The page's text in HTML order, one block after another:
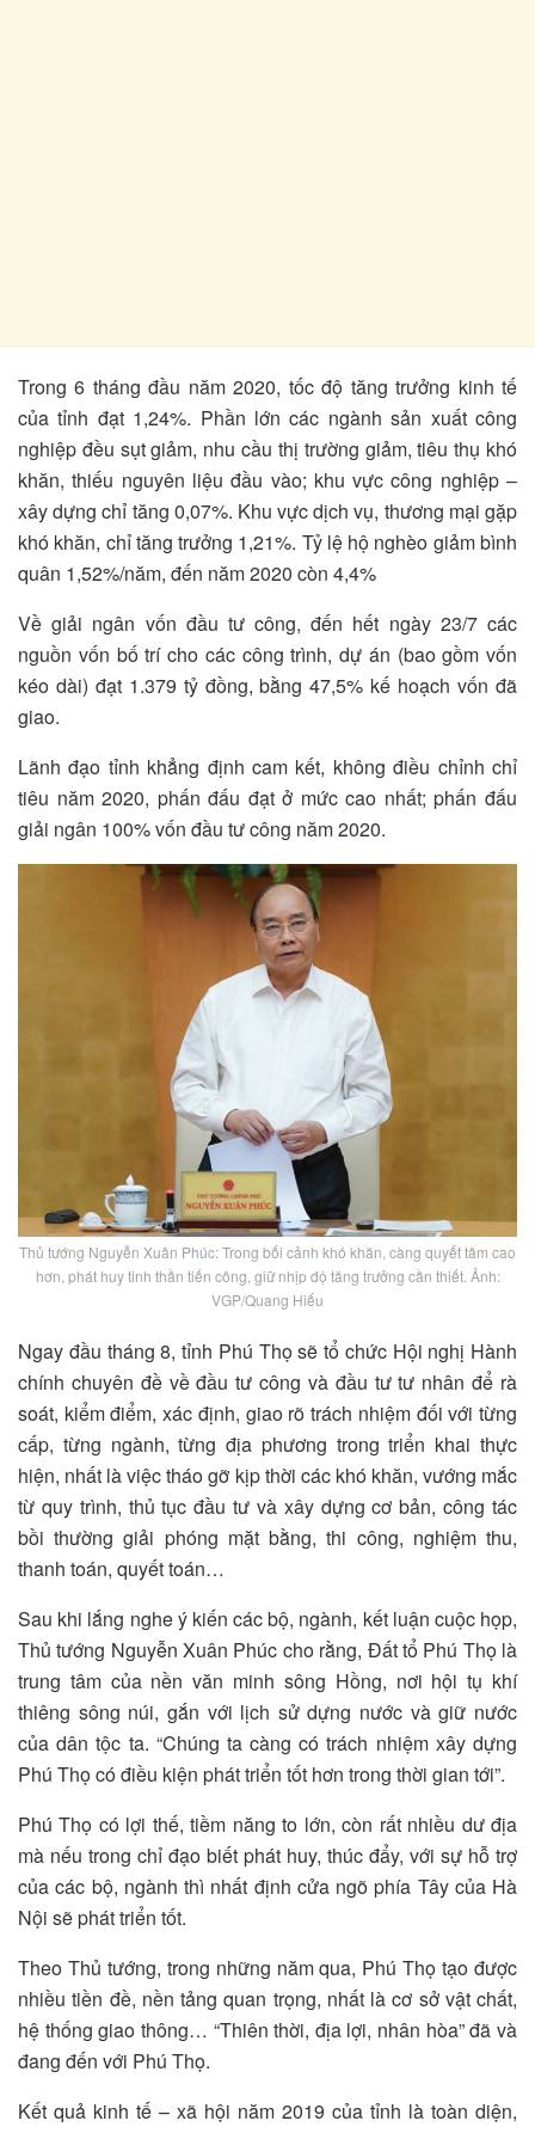
Trong 6 tháng đầu năm 2020, tốc độ tăng trưởng kinh tế
của tỉnh đạt 1,24%. Phần lớn các ngành sản xuất công
nghiệp đều sụt giảm, nhu cầu thị trường giảm, tiêu thụ khó
khăn, thiếu nguyên liệu đầu vào; khu vực công nghiệp –
xây dựng chỉ tăng 0,07%. Khu vực dịch vụ, thương mại gặp
khó khăn, chỉ tăng trưởng 1,21%. Tỷ lệ hộ nghèo giảm bình
quân 1,52%/năm, đến năm 2020 còn 4,4%
Về giải ngân vốn đầu tư công, đến hết ngày 23/7 các
nguồn vốn bố trí cho các công trình, dự án (bao gồm vốn
kéo dài) đạt 1.379 tỷ đồng, bằng 47,5% kế hoạch vốn đã
giao.
Lãnh đạo tỉnh khẳng định cam kết, không điều chỉnh chỉ
tiêu năm 2020, phấn đấu đạt ở mức cao nhất; phấn đấu
giải ngân 100% vốn đầu tư công năm 2020.
Thủ tướng Nguyễn Xuân Phúc: Trong bối cảnh khó khăn, càng quyết tâm cao
hơn, phát huy tinh thần tiến công, giữ nhịp độ tăng trưởng cần thiết. Ảnh:
VGP/Quang Hiếu
Ngay đầu tháng 8, tỉnh Phú Thọ sẽ tổ chức Hội nghị Hành
chính chuyên đề về đầu tư công và đầu tư tư nhân để rà
soát, kiểm điểm, xác định, giao rõ trách nhiệm đối với từng
cấp, từng ngành, từng địa phương trong triển khai thực
hiện, nhất là việc tháo gỡ kịp thời các khó khăn, vướng mắc
từ quy trình, thủ tục đầu tư và xây dựng cơ bản, công tác
bồi thường giải phóng mặt bằng, thi công, nghiệm thu,
thanh toán, quyết toán…
Sau khi lắng nghe ý kiến các bộ, ngành, kết luận cuộc họp,
Thủ tướng Nguyễn Xuân Phúc cho rằng, Đất tổ Phú Thọ là
trung tâm của nền văn minh sông Hồng, nơi hội tụ khí
thiêng sông núi, gắn với lịch sử dựng nước và giữ nước
của dân tộc ta. “Chúng ta càng có trách nhiệm xây dựng
Phú Thọ có điều kiện phát triển tốt hơn trong thời gian tới”.
Phú Thọ có lợi thế, tiềm năng to lớn, còn rất nhiều dư địa
mà nếu trong chỉ đạo biết phát huy, thúc đẩy, với sự hỗ trợ
của các bộ, ngành thì nhất định cửa ngõ phía Tây của Hà
Nội sẽ phát triển tốt.
Theo Thủ tướng, trong những năm qua, Phú Thọ tạo được
nhiều tiền đề, nền tảng quan trọng, nhất là cơ sở vật chất,
hệ thống giao thông… “Thiên thời, địa lợi, nhân hòa” đã và
đang đến với Phú Thọ.
Kết quả kinh tế – xã hội năm 2019 của tỉnh là toàn diện,